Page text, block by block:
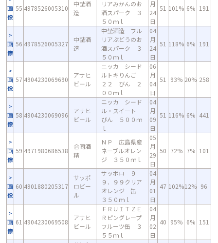
画
像
55 4978526005310
中埜酒
造
リアみかんのお
酒スパーク ３
５０ｍｌ
月
24
日
51 101% 6% 191
画
像
56 4978526005327
中埜酒
造
中埜酒造 フル
リアぶどうのお
酒スパーク ３
５０ｍｌ
04
月
24
日
51 118% 6% 191
画
像
57 4904230069690
アサヒ
ビール
ニッカ シード
ルトキりんご
２２ びん ２
００ｍｌ
06
月
04
日
51 93% 20% 258
画
像
58 4904230069096
アサヒ
ビール
ニッカ シード
ル・スイート
びん ５００ｍ
ｌ
04
月
09
日
51 116% 6% 441
画
像
59 4971980686538
合同酒
精
ＮＰ 広島県産
ネーブルオレン
ジ ３５０ｍｌ
05
月
29
日
50 72% 7% 101
画
像
60 4901880205317
サッポ
ロビー
ル
サッポロ ９
９．９９クリア
オレンジ 缶
３５０ｍｌ
04
月
01
日
47 102%12% 96
画
像
61 4904230069508
アサヒ
ビール
ＦＲＵＩＴＺＥ
Ｒピングレープ
フルーツ缶 ３
５５ｍｌ
04
月
02
日
40 95% 6% 151